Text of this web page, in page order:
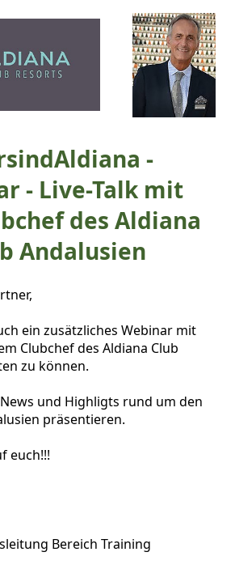
-
- Live-Talk mit
des Aldiana
Andalusien
ein zusätzliches Webinar mit
Clubchef des Aldiana Club
zu können.
und Highligts rund um den
präsentieren.
euch!!!
Bereich Training